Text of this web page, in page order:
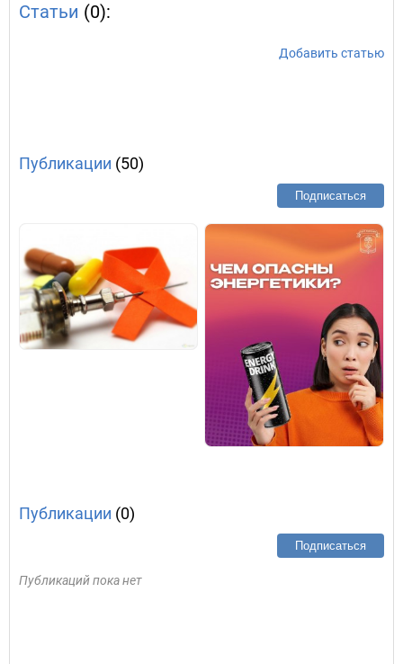
Статьи (0):
Добавить статью
Публикации (50)
Подписаться
Публикации (0)
Подписаться
Публикаций пока нет